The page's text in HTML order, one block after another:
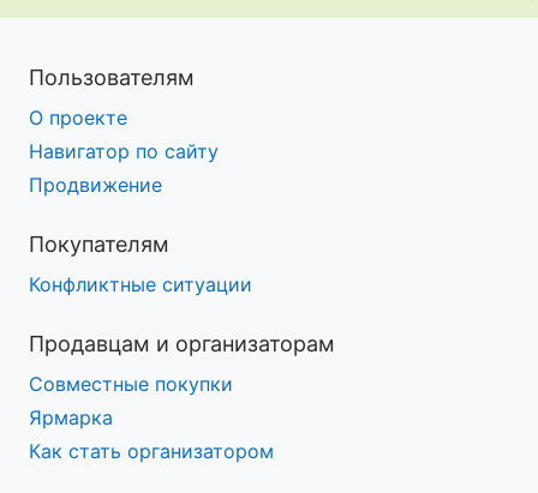
Пользователям
О проекте
Навигатор по сайту
Продвижение
Покупателям
Конфликтные ситуации
Продавцам и организаторам
Совместные покупки
Ярмарка
Как стать организатором